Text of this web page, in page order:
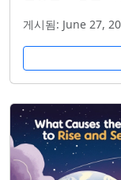
게시됨: June 27,